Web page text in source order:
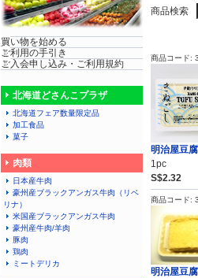
買い物を始める
ご利用の手引き
ご入会申し込み・ご利用規約
北海道どさんこプラザ
北海道フェア数量限定品
加工食品
菓子
肉類
日本産牛肉
豪州産ブラックアンガス牛肉（リベ
リナ）
米国産ブラックアンガス牛肉
豪州産牛肉/羊肉
豚肉
鶏肉
ミートデリカ
商品検索
商品コード:
明治屋豆
1pc
S$2.32
商品コード:
明治屋豆